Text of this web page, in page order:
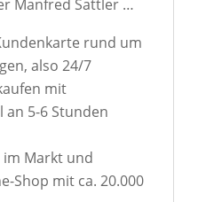
Manfred Sattler …
rund um
also 24/7
mit
an 5-6 Stunden
im Markt und
Shop mit ca. 20.000